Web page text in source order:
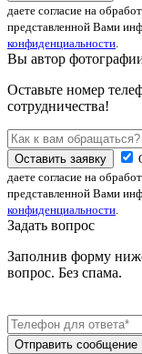
даете согласие на
представленной Вами
конфиденциальности
Вы автор
Оставьте номер
сотрудничества!
Оставить заявку
даете согласие на
представленной Вами
конфиденциальности
Задать вопрос
Заполнив форму
вопрос. Без спама.
Отправить сообщение